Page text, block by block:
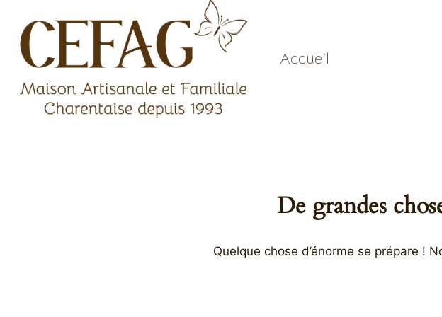
contenu
Accueil
De grandes
Quelque chose d’énorme se prépare !